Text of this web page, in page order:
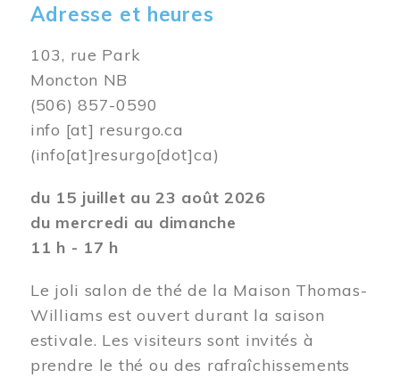
Adresse et heures
103, rue Park
Moncton NB
(506) 857-0590
info [at] resurgo.ca
(info[at]resurgo[dot]ca)
du 15 juillet au 23 août 2026
du mercredi au dimanche
11 h - 17 h
Le joli salon de thé de la Maison Thomas-
Williams est ouvert durant la saison
estivale. Les visiteurs sont invités à
prendre le thé ou des rafraîchissements